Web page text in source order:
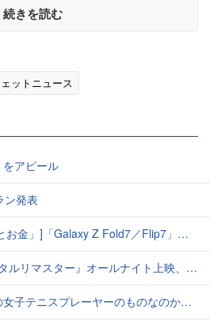
続きを読む
ットニュース
アピール
ン発表
Fold7／Flip7」発表、注目したいソフトバンクの価格攻勢
上映、鬼畜な併映作品が決定 全部観たら“生還証”をプレゼント［ホラー通信］
ーヤーのものなのか当てるクイズ「Tennis Upskirts」